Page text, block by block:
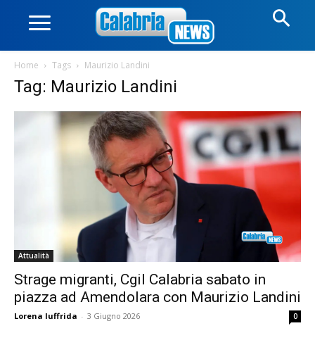
Home Tags Maurizio Landini
Tag: Maurizio Landini
Attualità
Strage migranti, Cgil Calabria sabato in
piazza ad Amendolara con Maurizio Landini
Lorena Iuffrida - 3 Giugno 2026 0